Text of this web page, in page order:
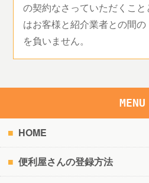
の契約なさっていただくこ
はお客様と紹介業者との間
を負いません。
MENU
HOME
便利屋さんの登録方法